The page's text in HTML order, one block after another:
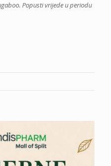
Popusti vrijede u periodu